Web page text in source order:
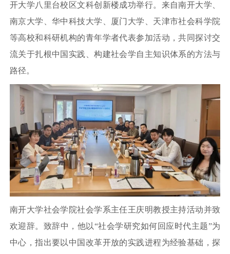
开大学八里台校区文科创新楼成功举行。来自南开大学、
南京大学、华中科技大学、厦门大学、天津市社会科学院
等高校和科研机构的青年学者代表参加活动，共同探讨交
流关于扎根中国实践、构建社会学自主知识体系的方法与
路径。
南开大学社会学院社会学系主任王庆明教授主持活动并致
欢迎辞。致辞中，他以“社会学研究如何回应时代主题”为
中心，指出要以中国改革开放的实践进程为经验基础，探